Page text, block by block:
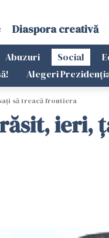
Diaspora creativă
Abuzuri Social
Alegeri
să treacă frontiera
ieri,